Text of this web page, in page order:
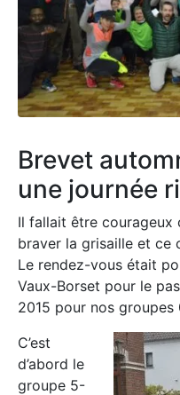
Brevet
une journée
Il fallait être courageux
braver la grisaille et ce
Le rendez-vous était
Vaux-Borset pour le
2015 pour nos groupes
C’est
d’abord le
groupe 5-